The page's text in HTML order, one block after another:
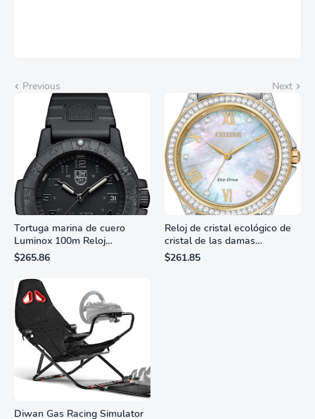
Previous Next
Tortuga marina de cuero
Luminox 100m Reloj
analógico de cuarzo
resistente al agua
$265.86
Reloj de cristal ecológico de
cristal de las damas
ciudadanas, 3 manos,
marcadores de números
$261.85
Diwan Gas Racing Simulator